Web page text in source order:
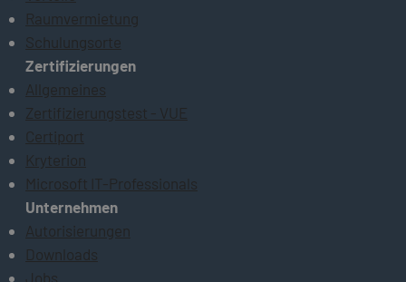
Raumvermietung
Schulungsorte
Zertifizierungen
Allgemeines
Zertifizierungstest - VUE
Certiport
Kryterion
Microsoft IT-Professionals
Unternehmen
Autorisierungen
Downloads
Jobs